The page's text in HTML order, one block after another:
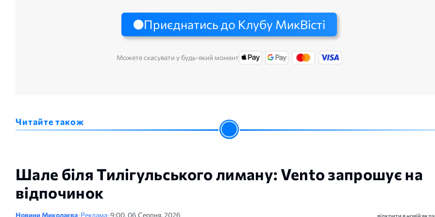
Приєднатись до Клубу МикВісті
Можете скасувати у будь-який момент
Читайте також
Шале біля Тилігульського лиману: Vento запрошує на
відпочинок
Новини Миколаєва•Реклама•9:00, 06 Серпня, 2026 відкрити в новій